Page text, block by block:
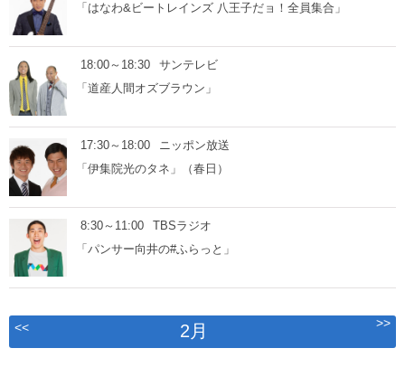
「はなわ&ビートレインズ 八王子だョ！全員集合」
18:00～18:30
サンテレビ
「道産人間オズブラウン」
17:30～18:00
ニッポン放送
「伊集院光のタネ」（春日）
8:30～11:00
TBSラジオ
「パンサー向井の#ふらっと」
<< 2月 >>